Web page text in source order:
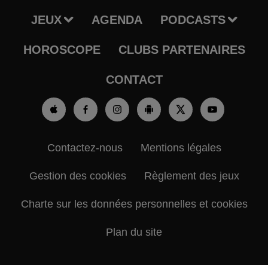
JEUX AGENDA PODCASTS
HOROSCOPE CLUBS PARTENAIRES
CONTACT
Contactez-nous Mentions légales
Gestion des cookies Règlement des jeux
Charte sur les données personnelles et cookies
Plan du site